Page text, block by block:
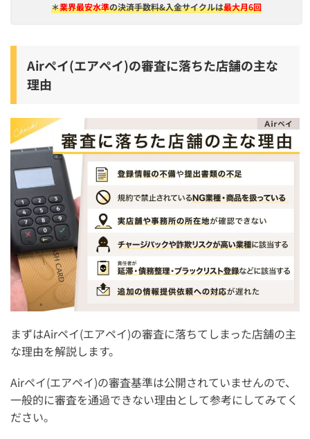
＊業界最安水準の決済手数料&入金サイクルは最大月6回
Airペイ(エアペイ)の審査に落ちた店舗の主な
理由
まずはAirペイ(エアペイ)の審査に落ちてしまった店舗の主
な理由を解説します。
Airペイ(エアペイ)の審査基準は公開されていませんので、
一般的に審査を通過できない理由として参考にしてみてく
ださい。